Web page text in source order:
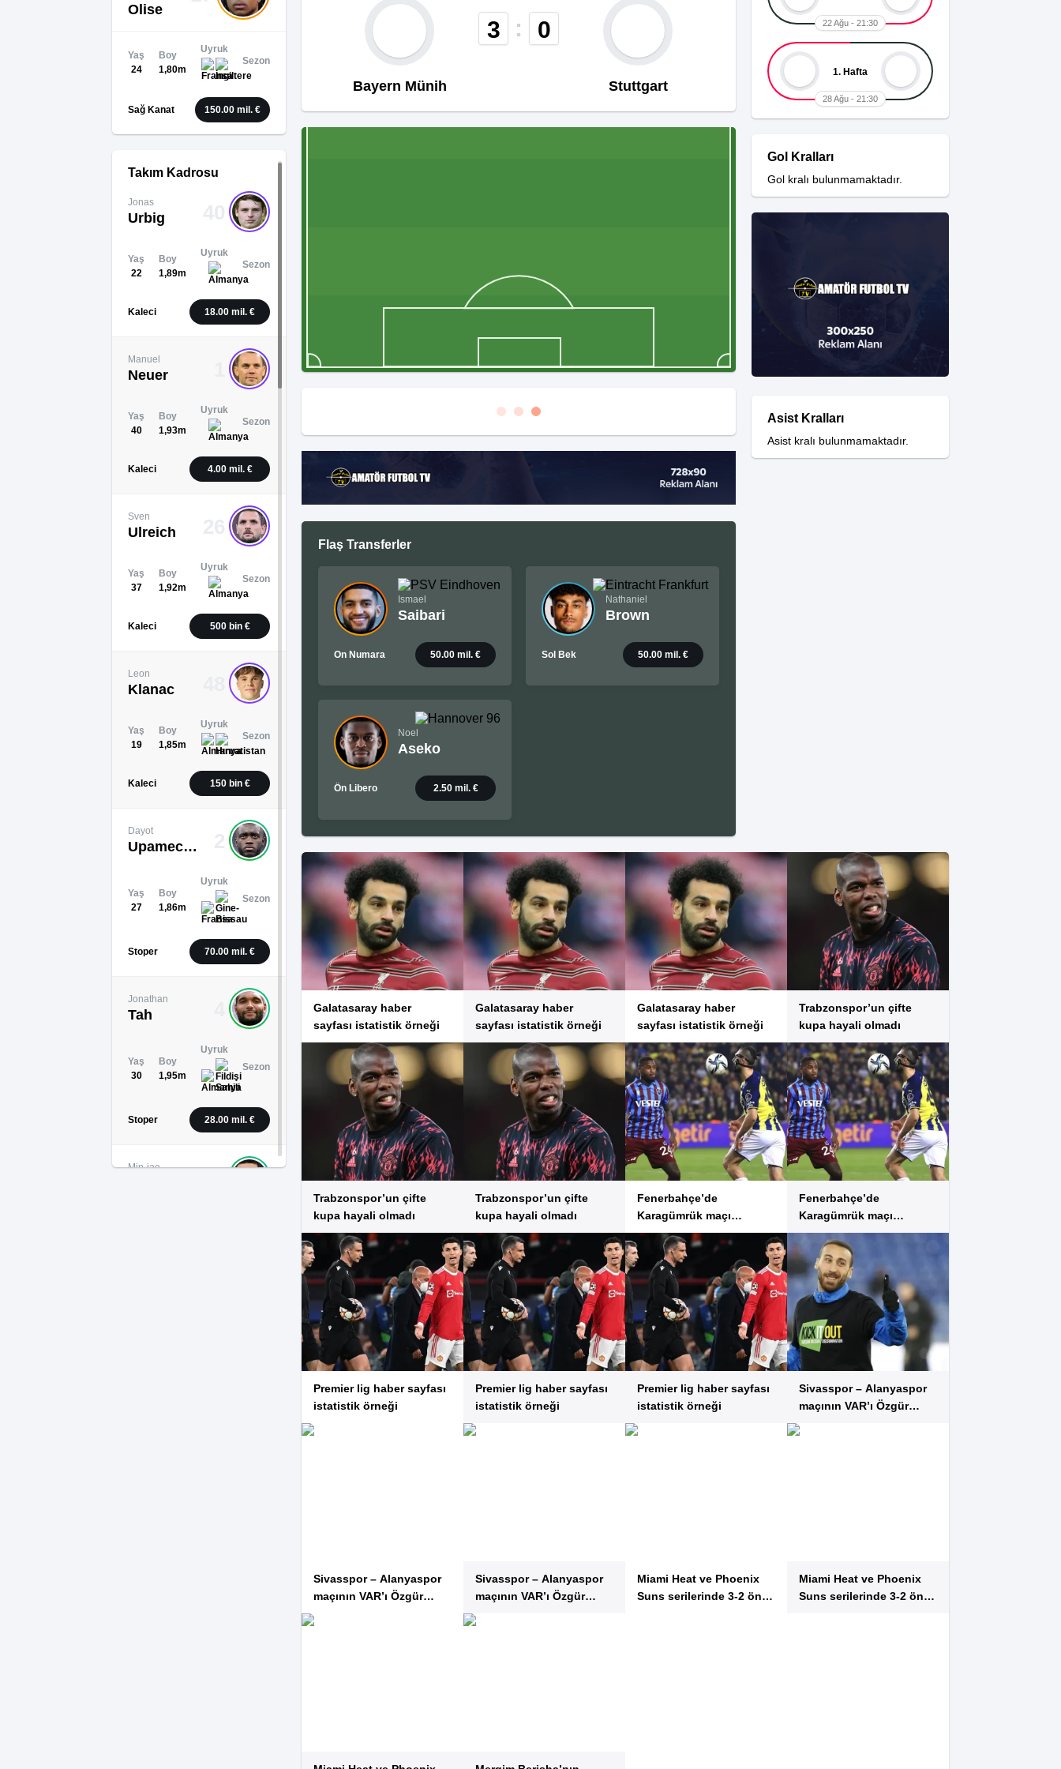
Olise
Yaş
24
Boy
1,80m
Uyruk
Sezon
Sağ Kanat 150.00 mil. €
Takım Kadrosu
Jonas
Urbig
Yaş
22
Boy
1,89m
Uyruk
Sezon
Kaleci 18.00 mil. €
Manuel
Neuer
Yaş
40
Boy
1,93m
Uyruk
Sezon
Kaleci 4.00 mil. €
Sven
Ulreich
Yaş
37
Boy
1,92m
Uyruk
Sezon
Kaleci 500 bin €
Leon
Klanac
Yaş
19
Boy
1,85m
Uyruk
Sezon
Kaleci 150 bin €
Dayot
Upamecano
Yaş
27
Boy
1,86m
Uyruk
Sezon
Stoper 70.00 mil. €
Jonathan
Tah
Yaş
30
Boy
1,95m
Uyruk
Sezon
Stoper 28.00 mil. €
Min-jae
Bayern Münih
3 : 0
Stuttgart
Flaş Transferler
Ismael
Saibari
On Numara 50.00 mil. €
Nathaniel
Brown
Sol Bek 50.00 mil. €
Noel
Aseko
Ön Libero 2.50 mil. €
22 Ağu - 21:30
1. Hafta
28 Ağu - 21:30
Gol Kralları
Gol kralı bulunmamaktadır.
Asist Kralları
Asist kralı bulunmamaktadır.
Galatasaray haber
sayfası istatistik örneği
Galatasaray haber
sayfası istatistik örneği
Galatasaray haber
sayfası istatistik örneği
Trabzonspor’un çifte
kupa hayali olmadı
Trabzonspor’un çifte
kupa hayali olmadı
Trabzonspor’un çifte
kupa hayali olmadı
Fenerbahçe’de
Karagümrük maçı
hazırlıkları sürüyor
Fenerbahçe’de
Karagümrük maçı
hazırlıkları sürüyor
Premier lig haber sayfası
istatistik örneği
Premier lig haber sayfası
istatistik örneği
Premier lig haber sayfası
istatistik örneği
Sivasspor – Alanyaspor
maçının VAR’ı Özgür
Sivasspor – Alanyaspor
maçının VAR’ı Özgür
Sivasspor – Alanyaspor
maçının VAR’ı Özgür
Miami Heat ve Phoenix
Suns serilerinde 3-2 öne
Miami Heat ve Phoenix
Suns serilerinde 3-2 öne